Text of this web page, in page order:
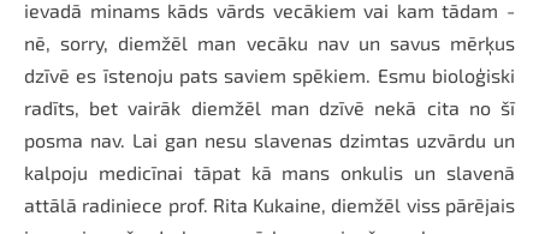
ievadā minams kāds vārds vecākiem vai kam tādam -
nē, sorry, diemžēl man vecāku nav un savus mērķus
dzīvē es īstenoju pats saviem spēkiem. Esmu bioloģiski
radīts, bet vairāk diemžēl man dzīvē nekā cita no šī
posma nav. Lai gan nesu slavenas dzimtas uzvārdu un
kalpoju medicīnai tāpat kā mans onkulis un slavenā
attālā radiniece prof. Rita Kukaine, diemžēl viss pārējais